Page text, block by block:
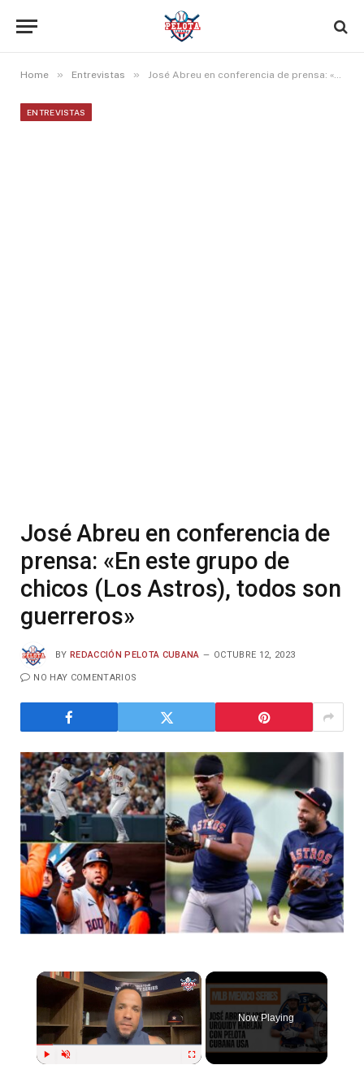
Home » Entrevistas » José Abreu en conferencia de prensa: «En este grupo de chicos (Los Astros), todos son guerreros»
ENTREVISTAS
José Abreu en conferencia de
prensa: «En este grupo de
chicos (Los Astros), todos son
guerreros»
BY REDACCIÓN PELOTA CUBANA OCTUBRE 12, 2023
NO HAY COMENTARIOS
×
Now Playing